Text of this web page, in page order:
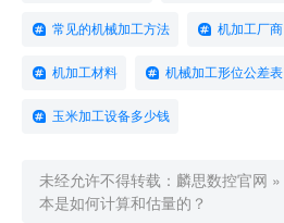
常见的机械加工方法 机加工厂商
机加工材料 机械加工形位公差表
玉米加工设备多少钱
未经允许不得转载： 麟思数控官网 »
本是如何计算和估量的？